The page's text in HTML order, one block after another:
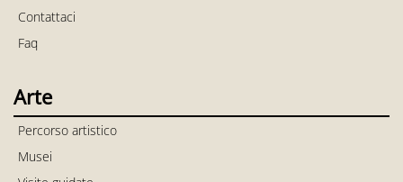
Contattaci
Faq
Arte
Percorso artistico
Musei